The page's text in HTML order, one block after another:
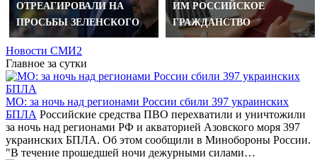
ОТРЕАГИРОВАЛИ НА
ПРОСЬБЫ ЗЕЛЕНСКОГО
ИМ РОССИЙСКОЕ
ГРАЖДАНСТВО
Новости СМИ2
Главное за сутки
МО: за ночь над регионами России сбили 397 украинских
БПЛА Российские средства ПВО перехватили и уничтожили
за ночь над регионами РФ и акваторией Азовского моря 397
украинских БПЛА. Об этом сообщили в Минобороны России.
"В течение прошедшей ночи дежурными силами…